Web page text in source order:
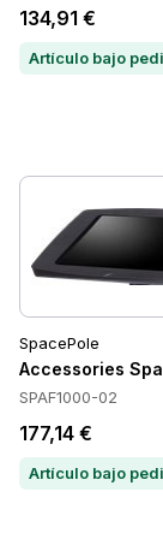
134,91 €
SpacePole
Accessories
SPAF1000-02
177,14 €